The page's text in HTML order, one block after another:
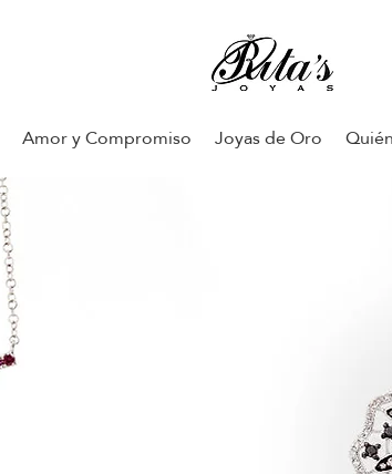
Amor y Compromiso Joyas de Oro